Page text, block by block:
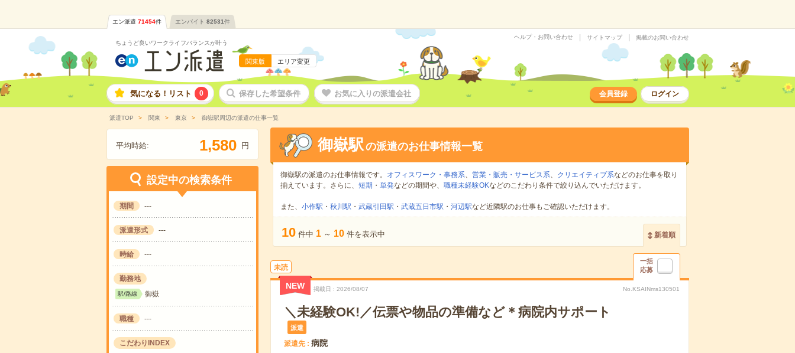
エン派遣 71454件 エンバイト 82531件
ちょうど良いワークライフバランスが叶う
関東版 エリア変更
ヘルプ・お問い合わせ サイトマップ 掲載のお問い合わせ
気になる！リスト 0 保存した希望条件 お気に入りの派遣会社 会員登録 ログイン
派遣TOP 関東 東京 御嶽駅周辺の派遣の仕事一覧
平均時給: 1,580 円
設定中の検索条件
期間 ---
派遣形式 ---
時給 ---
勤務地
駅/路線 御嶽
職種 ---
こだわりINDEX
御嶽駅の派遣のお仕事情報一覧
御嶽駅の派遣のお仕事情報です。 オフィスワーク・事務系、 営業・販売・サービス系、 クリエイティブ系などのお仕事を取り
揃えています。さらに、 短期 ・ 単発などの期間や、 職種未経験OKなどのこだわり条件で絞り込んでいただけます。
また、 小作駅 ・ 秋川駅 ・ 武蔵引田駅 ・ 武蔵五日市駅 ・ 河辺駅など近隣駅のお仕事もご確認いただけます。
10 件中 1 ～ 10 件を表示中 新着順
未読
一括
応募
NEW 掲載日 2026/08/07 No.KSAINms130501
＼未経験OK!／伝票や物品の準備など＊病院内サポート
派遣
派遣先 病院